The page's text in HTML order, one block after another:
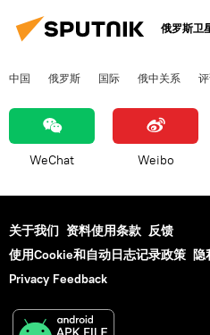
俄罗斯卫
中国 俄罗斯 国际 俄中关系
WeChat Weibo
关于我们 资料使用条款 反馈
使用Cookie和自动日志记录政策 隐
Privacy Feedback